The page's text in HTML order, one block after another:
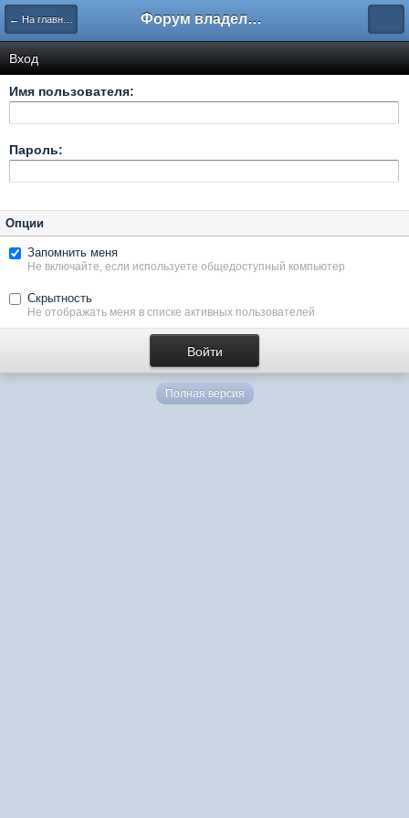
← На главную Форум владельцев интернет-магазинов
Вход
Имя пользователя:
Пароль:
Опции
Запомнить меня
Не включайте, если используете общедоступный компьютер
Скрытность
Не отображать меня в списке активных пользователей
Полная версия